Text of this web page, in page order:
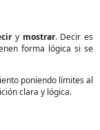
y mostrar. Decir es
forma lógica si se
poniendo límites al
clara y lógica.